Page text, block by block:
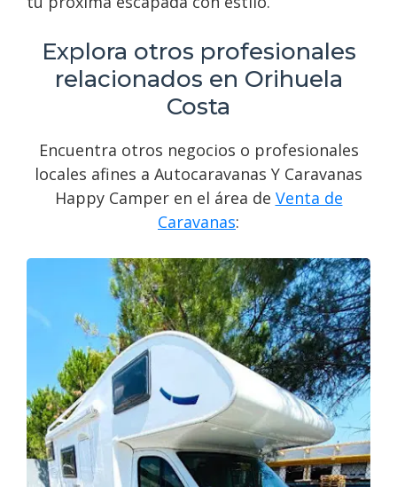
Explora otros profesionales
relacionados en Orihuela
Costa
Encuentra otros negocios o profesionales
locales afines a Autocaravanas Y Caravanas
Happy Camper en el área de Venta de
Caravanas: